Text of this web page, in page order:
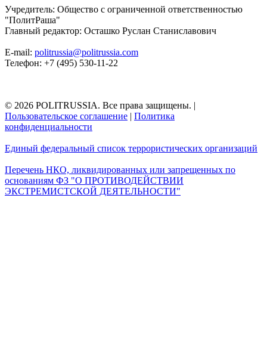
Учредитель: Общество с ограниченной ответственностью
"ПолитРаша"
Главный редактор: Осташко Руслан Станиславович
E-mail: politrussia@politrussia.com
Телефон: +7 (495) 530-11-22
© 2026 POLITRUSSIA. Все права защищены. |
Пользовательское соглашение | Политика
конфиденциальности
Единый федеральный список террористических организаций
Перечень НКО, ликвидированных или запрещенных по
основаниям ФЗ "О ПРОТИВОДЕЙСТВИИ
ЭКСТРЕМИСТСКОЙ ДЕЯТЕЛЬНОСТИ"